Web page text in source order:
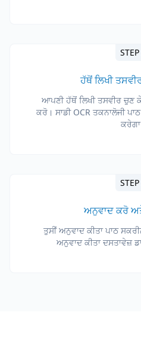
ਹੱਥੋਂ ਲਿਖੀ
ਆਪਣੀ ਹੱਥੋਂ ਲਿਖੀ ਤਸਵੀਰ ਚੁਣ
ਕਰੋ। ਸਾਡੀ OCR ਤਕਨਾਲੋਜੀ
ਅਨੁਵਾਦ ਕਰੋ
ਤੁਸੀਂ ਅਨੁਵਾਦ ਕੀਤਾ ਪਾਠ
ਅਨੁਵਾਦ ਕੀਤਾ ਦਸਤਾਵੇਜ਼